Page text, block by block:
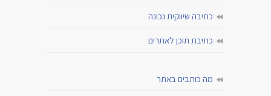
כתיבה שיווקית נכונה
כתיבת תוכן לאתרים
מה כותבים באתר